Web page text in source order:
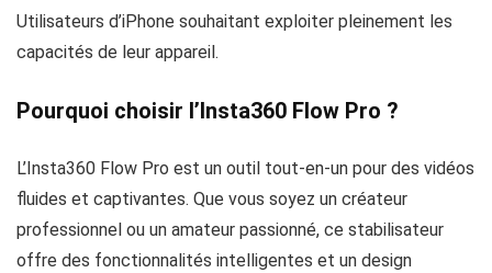
Utilisateurs d’iPhone souhaitant exploiter pleinement les
capacités de leur appareil.
Pourquoi choisir l’Insta360 Flow Pro ?
L’Insta360 Flow Pro est un outil tout-en-un pour des vidéos
fluides et captivantes. Que vous soyez un créateur
professionnel ou un amateur passionné, ce stabilisateur
offre des fonctionnalités intelligentes et un design